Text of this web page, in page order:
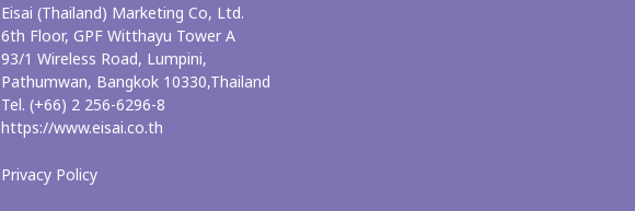
Eisai (Thailand) Marketing Co, Ltd.
6th Floor, GPF Witthayu Tower A
93/1 Wireless Road, Lumpini,
Pathumwan, Bangkok 10330,Thailand
Tel. (+66) 2 256-6296-8
https://www.eisai.co.th
Privacy Policy